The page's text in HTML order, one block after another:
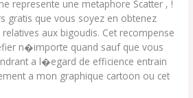
represente une metaphore Scatter , !
gratis que vous soyez en obtenez
aux bigoudis. Cet recompense
n�importe quand sauf que vous
a l�egard de efficience entrain
a mon graphique cartoon ou cet